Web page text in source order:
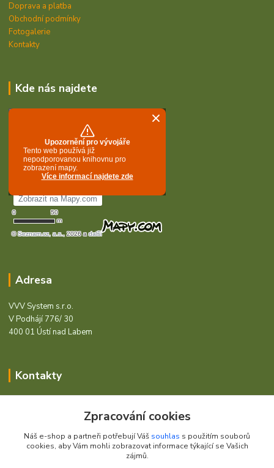
Doprava a platba
Obchodní podmínky
Fotogalerie
Kontakty
Kde nás najdete
Adresa
VVV System s.r.o.
V Podhájí 776/ 30
400 01 Ústí nad Labem
Kontakty
+420 472744350
Po - Pá 8:00 - 15:00
Zpracování cookies
Náš e-shop a partneři potřebují Váš souhlas s použitím souborů
cookies, aby Vám mohli zobrazovat informace týkající se Vašich
zájmů.